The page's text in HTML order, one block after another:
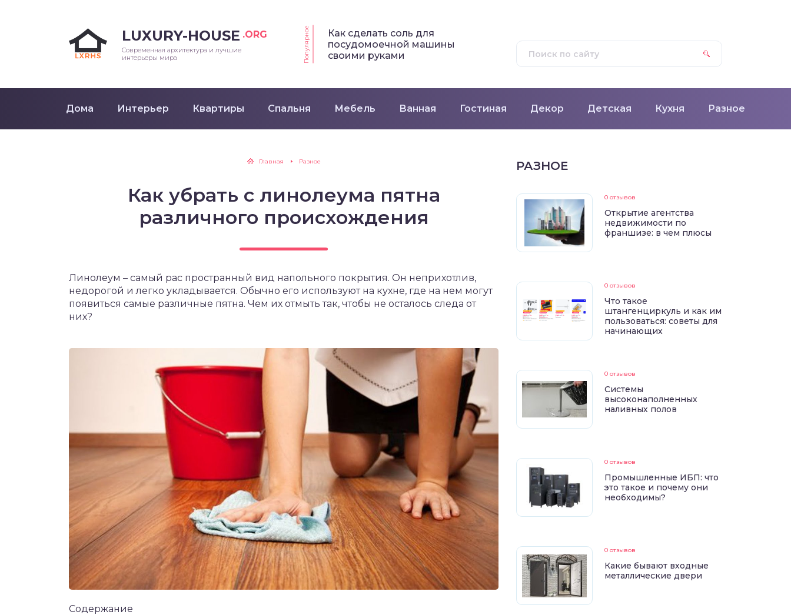
LUXURY-HOUSE .ORG
Современная архитектура и лучшие
интерьеры мира
Популярное
Как сделать соль для
посудомоечной машины
своими руками
Дома Интерьер Квартиры Спальня Мебель Ванная Гостиная Декор Детская Кухня Разное
Главная Разное
Как убрать с линолеума пятна
различного происхождения
Линолеум – самый рас пространный вид напольного покрытия. Он неприхотлив,
недорогой и легко укладывается. Обычно его используют на кухне, где на нем могут
появиться самые различные пятна. Чем их отмыть так, чтобы не осталось следа от
них?
Содержание
РАЗНОЕ
0 отзывов
Открытие агентства
недвижимости по
франшизе: в чем плюсы
0 отзывов
Что такое
штангенциркуль и как им
пользоваться: советы для
начинающих
0 отзывов
Системы
высоконаполненных
наливных полов
0 отзывов
Промышленные ИБП: что
это такое и почему они
необходимы?
0 отзывов
Какие бывают входные
металлические двери